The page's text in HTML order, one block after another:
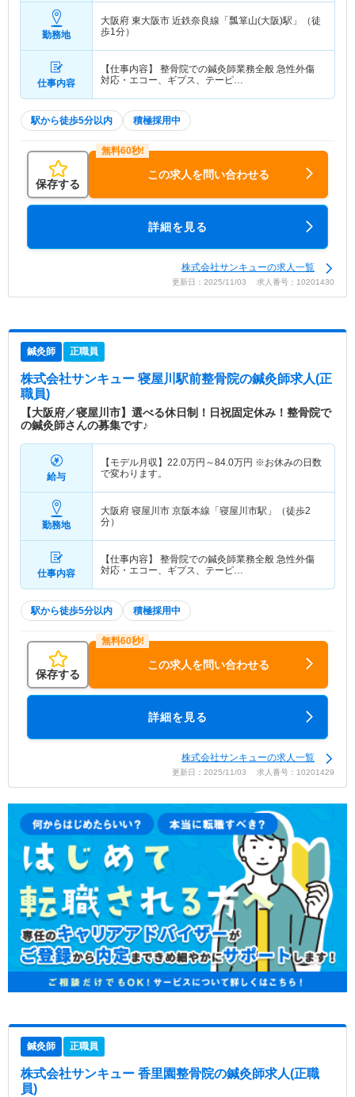
勤務地
大阪府 東大阪市 近鉄奈良線「瓢箪山(大阪)駅」（徒
歩1分）
仕事内容
【仕事内容】 整骨院での鍼灸師業務全般 急性外傷
対応・エコー、ギプス、テーピ…
駅から徒歩5分以内 積極採用中
保存する
この求人を問い合わせる
詳細を見る
株式会社サンキューの求人一覧
更新日：2025/11/03 求人番号：10201430
鍼灸師 正職員
株式会社サンキュー 寝屋川駅前整骨院の鍼灸師求人(正
職員)
【大阪府／寝屋川市】選べる休日制！日祝固定休み！整骨院で
の鍼灸師さんの募集です♪
給与
【モデル月収】 22.0万円～84.0万円 ※お休みの日数
で変わります。
勤務地
大阪府 寝屋川市 京阪本線「寝屋川市駅」（徒歩2
分）
仕事内容
【仕事内容】 整骨院での鍼灸師業務全般 急性外傷
対応・エコー、ギプス、テーピ…
駅から徒歩5分以内 積極採用中
保存する
この求人を問い合わせる
詳細を見る
株式会社サンキューの求人一覧
更新日：2025/11/03 求人番号：10201429
鍼灸師 正職員
株式会社サンキュー 香里園整骨院の鍼灸師求人(正職
員)